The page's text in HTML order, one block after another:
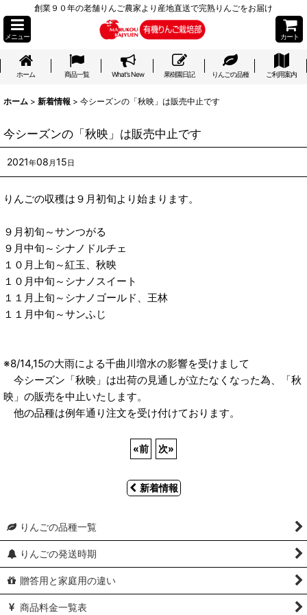
創業９０年の老舗りんご農家より産地直送で完熟りんごをお届け
メニュー カート
ホーム 商品一覧 What's New 果樹園日記 りんごの品種 ご利用案内
ホーム > 新着情報 > 今シーズンの「秋映」は販売中止です
今シーズンの「秋映」は販売中止です
2021年08 月15日
りんごの収穫は９月初旬より始まります。
９月初旬～サンつがる
９月中旬～シナノドルチェ
１０月上旬～紅玉、秋映
１０月中旬～シナノスイート
１１月上旬～シナノゴールド、王林
１１月中旬～サンふじ
※8/14,15の大雨による千曲川増水の影響を受けまして
今シーズン「秋映」は出荷の見通しが立たなくなった為、「秋
映」の販売を中止いたします。
他の品種は例年通り注文を受け付けております。
«前 次»
新着情報
りんごの品種一覧
りんごの発送時期
贈答用と家庭用の違い
商品料金一覧表